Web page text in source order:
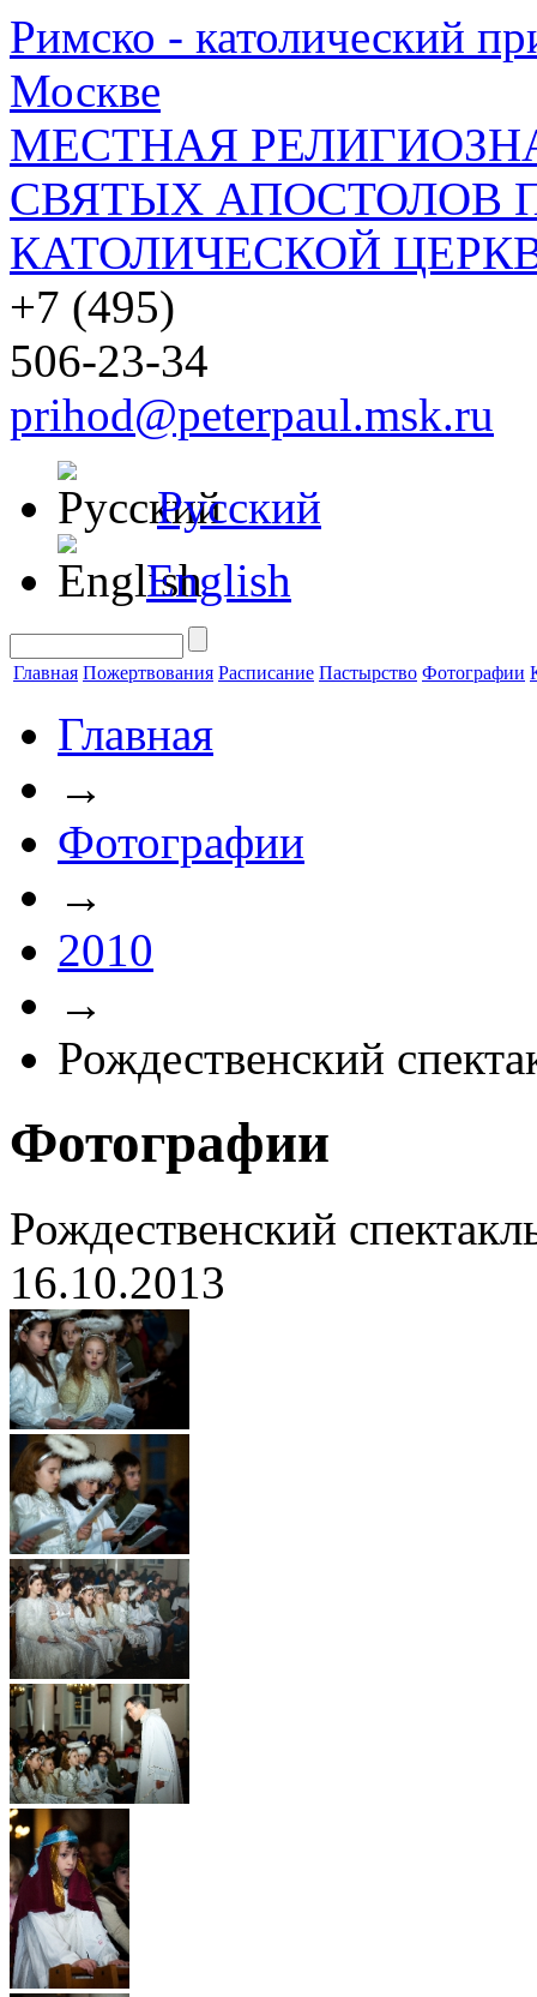
Римско - католический
Москве
МЕСТНАЯ
СВЯТЫХ АПОСТОЛОВ
КАТОЛИЧЕСКОЙ
+7 (495)
506-23-34
prihod@peterpaul.msk.ru
Русский
English
Главная Пожертвования Расписание Пастырство Фотографии
Главная
→
Фотографии
→
2010
→
Рождественский
Фотографии
Рождественский
16.10.2013